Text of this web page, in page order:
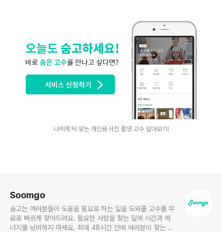
나에게 딱 맞는 개인용 사진 촬영 고수 알아보기!
Soomgo
숨고는 여러분들이 도움을 필요로 하는 일을 도와줄 고수를 무
료로 빠르게 찾아드려요. 필요한 사람을 찾는 일에 시간과 에
너지를 낭비하지 마세요. 최대 48시간 안에 여러분이 찾는 사